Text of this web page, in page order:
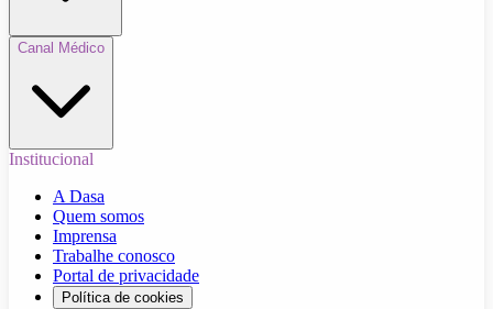
Canal Médico
Institucional
A Dasa
Quem somos
Imprensa
Trabalhe conosco
Portal de privacidade
Política de cookies